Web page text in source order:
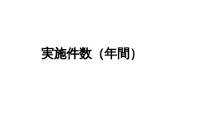
実施件数（年間）